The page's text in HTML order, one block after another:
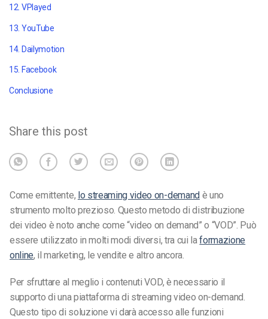
12. VPlayed
13. YouTube
14. Dailymotion
15. Facebook
Conclusione
Share this post
Come emittente, lo streaming video on-demandè uno
strumento molto prezioso. Questo metodo di distribuzione
dei video è noto anche come “video on demand” o “VOD”. Può
essere utilizzato in molti modi diversi, tra cui laformazione
online, il marketing, le vendite e altro ancora.
Per sfruttare al meglio i contenuti VOD, è necessario il
supporto di una piattaforma di streaming video on-demand.
Questo tipo di soluzione vi darà accesso alle funzioni